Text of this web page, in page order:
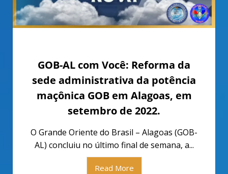
GOB-AL com Você: Reforma da
sede administrativa da potência
maçônica GOB em Alagoas, em
setembro de 2022.
O Grande Oriente do Brasil – Alagoas (GOB-
AL) concluiu no último final de semana, a...
Read More